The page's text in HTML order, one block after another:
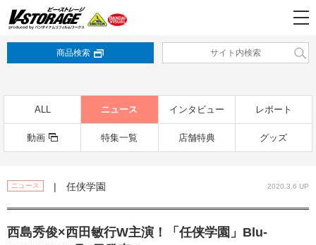
商品検索
ALL ニュース インタビュー レポート
動画 特集一覧 店舗特典 グッズ
ニュース | 任侠学園 2020.3.6 UP
西島秀俊×西田敏行W主演！「任侠学園」Blu-